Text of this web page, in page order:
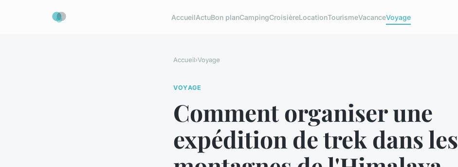
AccueilActuBon planCampingCroisièreLocationTourismeVacanceVoyage
Accueil›Voyage
VOYAGE
Comment organiser une
expédition de trek dans les